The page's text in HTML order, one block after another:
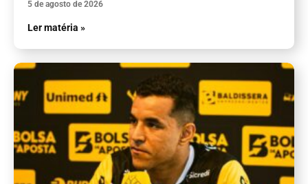
5 de agosto de 2026
Ler matéria »